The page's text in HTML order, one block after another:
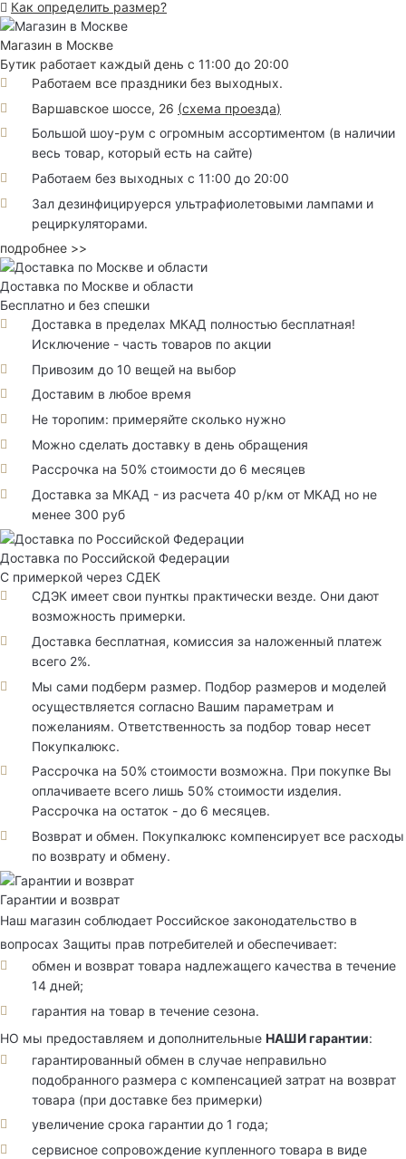
Как определить размер?
Магазин в Москве
Бутик работает каждый день с 11:00 до 20:00
Работаем все праздники без выходных.
Варшавское шоссе, 26 (схема проезда)
Большой шоу-рум с огромным ассортиментом (в наличии
весь товар, который есть на сайте)
Работаем без выходных с 11:00 до 20:00
Зал дезинфицируерся ультрафиолетовыми лампами и
рециркуляторами.
подробнее >>
Доставка по Москве и области
Бесплатно и без спешки
Доставка в пределах МКАД полностью бесплатная!
Исключение - часть товаров по акции
Привозим до 10 вещей на выбор
Доставим в любое время
Не торопим: примеряйте сколько нужно
Можно сделать доставку в день обращения
Рассрочка на 50% стоимости до 6 месяцев
Доставка за МКАД - из расчета 40 р/км от МКАД но не
менее 300 руб
Доставка по Российской Федерации
С примеркой через СДЕК
СДЭК имеет свои пунткы практически везде. Они дают
возможность примерки.
Доставка бесплатная, комиссия за наложенный платеж
всего 2%.
Мы сами подберм размер. Подбор размеров и моделей
осуществляется согласно Вашим параметрам и
пожеланиям. Ответственность за подбор товар несет
Покупкалюкс.
Рассрочка на 50% стоимости возможна. При покупке Вы
оплачиваете всего лишь 50% стоимости изделия.
Рассрочка на остаток - до 6 месяцев.
Возврат и обмен. Покупкалюкс компенсирует все расходы
по возврату и обмену.
Гарантии и возврат
Наш магазин соблюдает Российское законодательство в
вопросах Защиты прав потребителей и обеспечивает:
обмен и возврат товара надлежащего качества в течение
14 дней;
гарантия на товар в течение сезона.
НО мы предоставляем и дополнительные НАШИ гарантии:
гарантированный обмен в случае неправильно
подобранного размера с компенсацией затрат на возврат
товара (при доставке без примерки)
увеличение срока гарантии до 1 года;
сервисное сопровождение купленного товара в виде